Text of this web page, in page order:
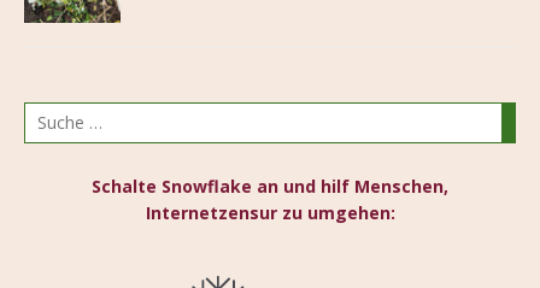
Schalte Snowflake an und hilf Menschen,
Internetzensur zu umgehen: